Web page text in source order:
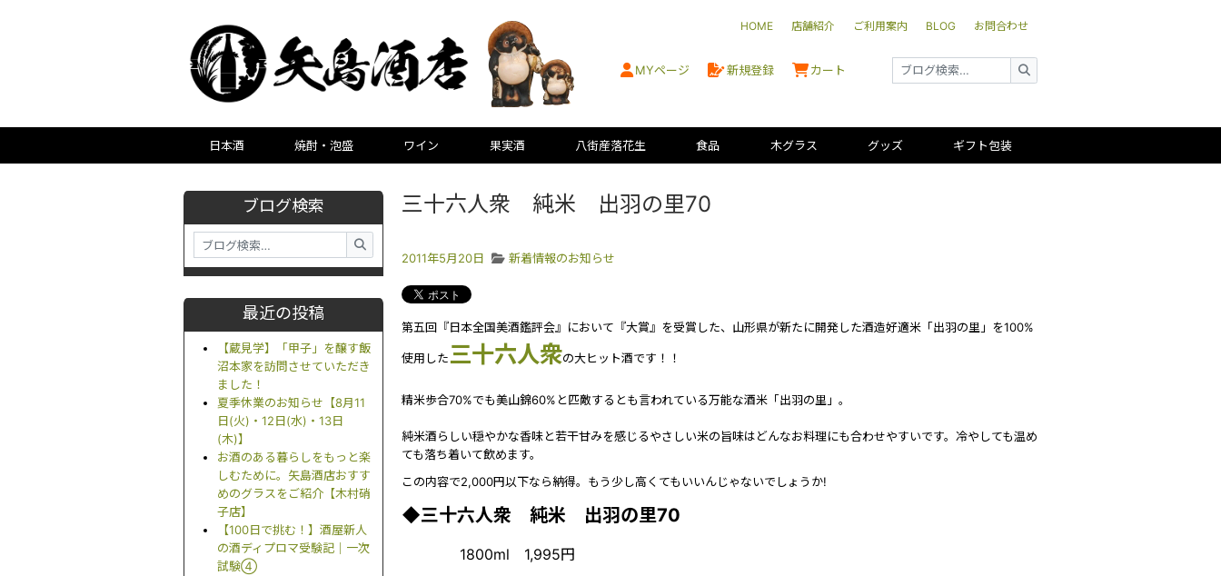
HOME 店舗紹介 ご利用案内 BLOG お問合わせ
MYページ 新規登録 カート
日本酒 焼酎・泡盛 ワイン 果実酒 八街産落花生 食品 木グラス グッズ ギフト包装
ブログ検索
最近の投稿
【蔵見学】「甲子」を醸す飯
沼本家を訪問させていただき
ました！
夏季休業のお知らせ【8月11
日(火)・12日(水)・13日
(木)】
お酒のある暮らしをもっと楽
しむために。矢島酒店おすす
めのグラスをご紹介【木村硝
子店】
【100日で挑む！】酒屋新人
の酒ディプロマ受験記｜一次
試験④
三十六人衆 純米 出羽の里70
2011年5月20日 新着情報のお知らせ
第五回『日本全国美酒鑑評会』において『大賞』を受賞した、山形県が新たに開発した酒造好適米「出羽の里」を100%
使用した三十六人衆の大ヒット酒です！！
精米歩合70%でも美山錦60%と匹敵するとも言われている万能な酒米「出羽の里」。
純米酒らしい穏やかな香味と若干甘みを感じるやさしい米の旨味はどんなお料理にも合わせやすいです。冷やしても温め
ても落ち着いて飲めます。
この内容で2,000円以下なら納得。もう少し高くてもいいんじゃないでしょうか!
◆三十六人衆 純米 出羽の里70
1800ml 1,995円